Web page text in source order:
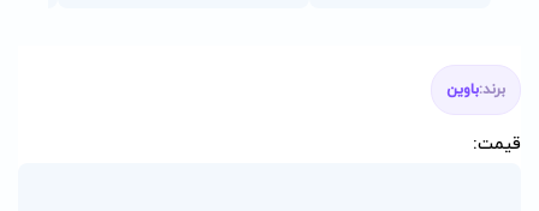
برند:باوین
قیمت: